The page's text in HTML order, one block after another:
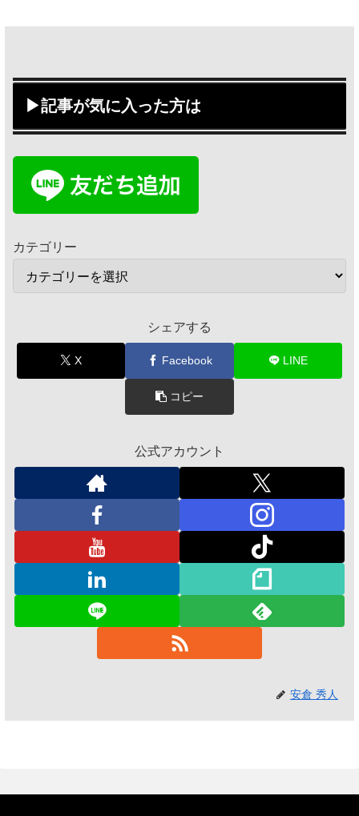
▶記事が気に入った方は
カテゴリー
シェアする
X Facebook LINE
コピー
公式アカウント
安倉 秀人